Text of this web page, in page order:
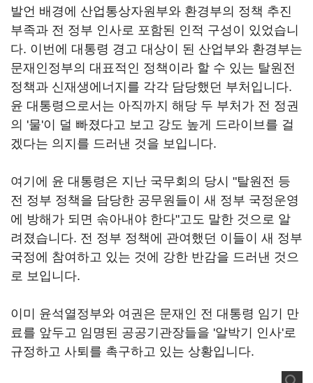
발언 배경에 산업통상자원부와 환경부의 정책 추진
부족과 전 정부 인사로 포함된 인적 구성이 있었습니
다. 이번에 대통령 경고 대상이 된 산업부와 환경부는
문재인정부의 대표적인 정책이라 할 수 있는 탈원전
정책과 신재생에너지를 각각 담당했던 부처입니다.
윤 대통령으로서는 아직까지 해당 두 부처가 전 정권
의 '물'이 덜 빠졌다고 보고 강도 높게 드라이브를 걸
겠다는 의지를 드러낸 것을 보입니다.
여기에 윤 대통령은 지난 국무회의 당시 "탈원전 등
전 정부 정책을 담당한 공무원들이 새 정부 국정운영
에 방해가 되면 솎아내야 한다"고도 말한 것으로 알
려졌습니다. 전 정부 정책에 관여했던 이들이 새 정부
국정에 참여하고 있는 것에 강한 반감을 드러낸 것으
로 보입니다.
이미 윤석열정부와 여권은 문재인 전 대통령 임기 만
료를 앞두고 임명된 공공기관장들을 '알박기 인사'로
규정하고 사퇴를 촉구하고 있는 상황입니다.